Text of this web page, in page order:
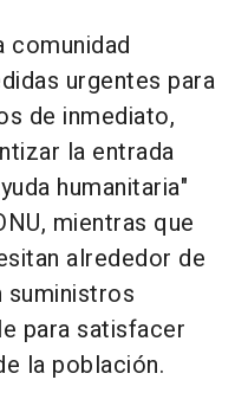
comunidad
urgentes para
de inmediato,
la entrada
humanitaria"
mientras que
alrededor de
suministros
para satisfacer
la población.